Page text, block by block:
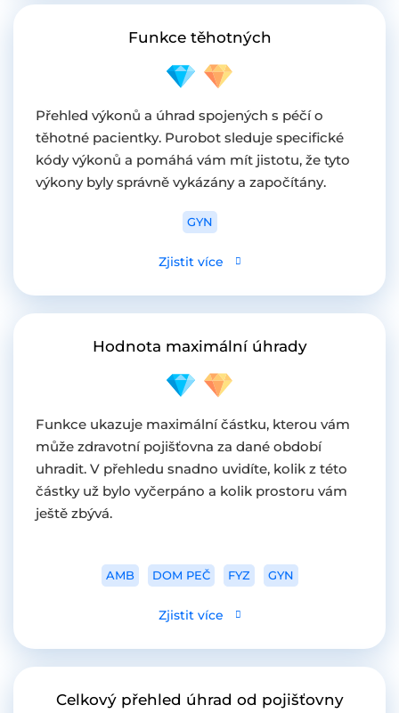
Funkce těhotných
Přehled výkonů a úhrad spojených s péčí o
těhotné pacientky. Purobot sleduje specifické
kódy výkonů a pomáhá vám mít jistotu, že tyto
výkony byly správně vykázány a započítány.
GYN
Zjistit více
Hodnota maximální úhrady
Funkce ukazuje maximální částku, kterou vám
může zdravotní pojišťovna za dané období
uhradit. V přehledu snadno uvidíte, kolik z této
částky už bylo vyčerpáno a kolik prostoru vám
ještě zbývá.
AMB DOM PEČ FYZ GYN
Zjistit více
Celkový přehled úhrad od pojišťovny